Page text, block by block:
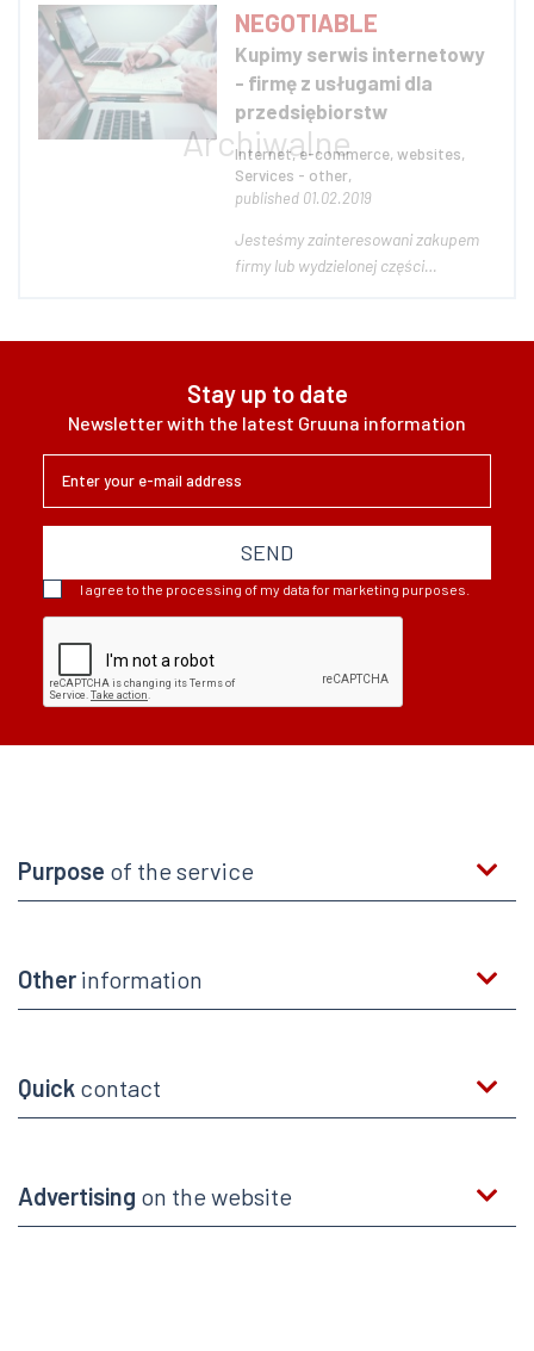
Czekam na propozycję ceny od
sprzedającego.
NEGOTIABLE
Kupimy serwis internetowy
- firmę z usługami dla
przedsiębiorstw
Internet, e-commerce, websites,
Services - other,
published 01.02.2019
Jesteśmy zainteresowani zakupem
firmy lub wydzielonej części
usług dla firm – w szczególności
wolumen klientów (lub potencjalnych
klientów) liczo...
Stay up to date
Newsletter with the latest Gruuna information
SEND
I agree to the processing of my data for marketing purposes.
Purpose of the service
Other information
Quick contact
Advertising on the website